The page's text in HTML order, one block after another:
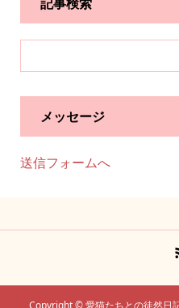
メッセージ
送信フォームへ